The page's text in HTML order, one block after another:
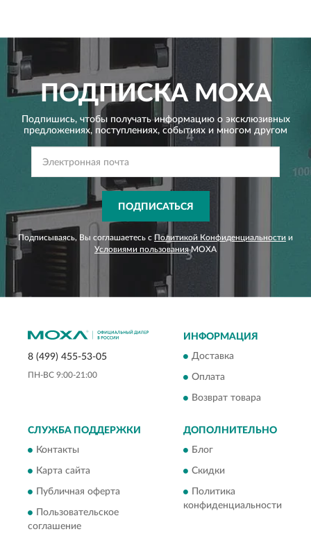
ПОДПИСКАMOXA
Подпишись, чтобы получать информацию о эксклюзивных
предложениях, поступлениях, событиях и многом другом
ПОДПИСАТЬСЯ
Подписываясь, Вы соглашаетесь с Политикой Конфиденциальности и
Условиями пользованияMOXA
8 (499) 455-53-05
ПН-ВС 9:00-21:00
ИНФОРМАЦИЯ
Доставка
Оплата
Возврат товара
СЛУЖБА ПОДДЕРЖКИ
Контакты
Карта сайта
Публичная оферта
Пользовательское
соглашение
ДОПОЛНИТЕЛЬНО
Блог
Скидки
Политика
конфиденциальности